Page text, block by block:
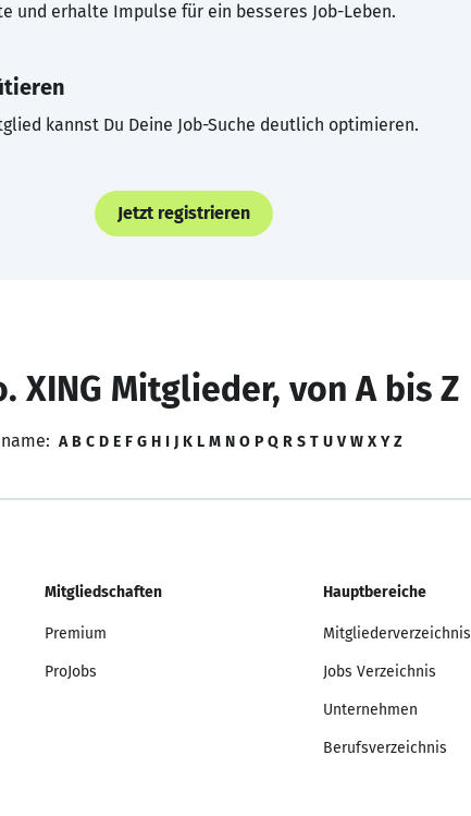
und erhalte Impulse für ein besseres Job-Leben.
kannst Du Deine Job-Suche deutlich optimieren.
Jetzt registrieren
XING Mitglieder, von A bis Z
A B C D E F G H I J K L M N O P Q R S T U V W X Y Z
Mitgliedschaften
Premium
ProJobs
Hauptbereiche
Mitgliederverzeichnis
Jobs Verzeichnis
Unternehmen
Berufsverzeichnis